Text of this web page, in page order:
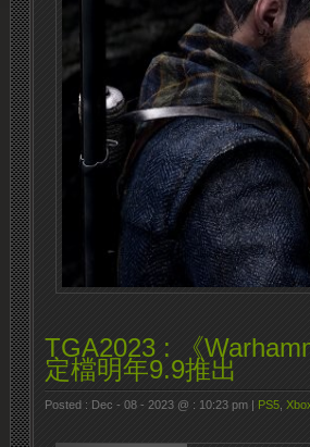
TGA2023 : 《
定檔明年9.9推出
Posted : Dec - 08 - 2023 @ : 10:23 pm | PS5